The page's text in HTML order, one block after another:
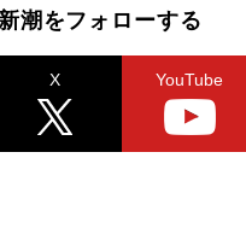
潮をフォローする
X YouTube